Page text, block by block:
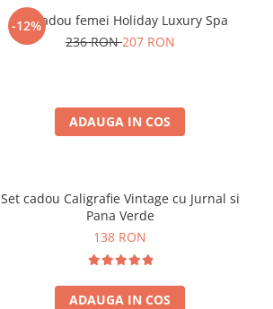
-12%
Set cadou femei Holiday Luxury Spa
236 RON207 RON
ADAUGA IN COS
Set cadou Caligrafie Vintage cu Jurnal si
Pana Verde
138 RON
ADAUGA IN COS